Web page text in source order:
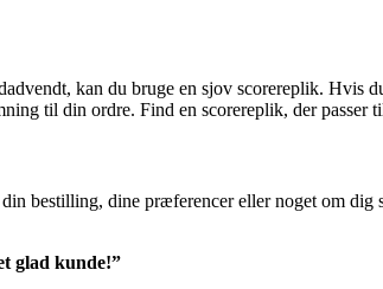
kan du bruge en sjov scorereplik. Hvis
til din ordre. Find en scorereplik, der passer
bestilling, dine præferencer eller noget om dig
glad kunde!”